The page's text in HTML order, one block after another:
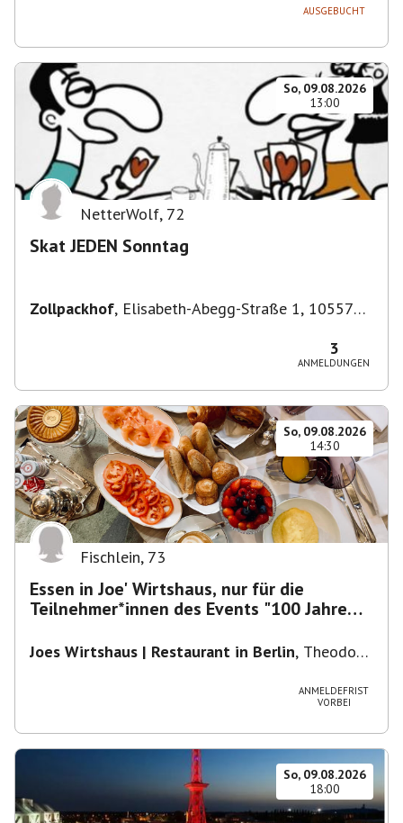
AUSGEBUCHT
So, 09.08.2026
13:00
NetterWolf, 72
Skat JEDEN Sonntag
Zollpackhof, Elisabeth-Abegg-Straße 1, 10557
3
ANMELDUNGEN
So, 09.08.2026
14:30
Fischlein, 73
Essen in Joe' Wirtshaus, nur für die
Teilnehmer*innen des Events "100 Jahre
Joes Wirtshaus | Restaurant in Berlin, Theodor-
ANMELDEFRIST
VORBEI
So, 09.08.2026
18:00